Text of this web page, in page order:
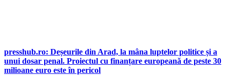
presshub.ro: Deșeurile din Arad, la mâna luptelor politice și a
unui dosar penal. Proiectul cu finanțare europeană de peste 30
milioane euro este în pericol